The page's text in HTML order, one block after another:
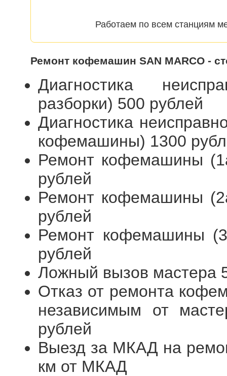
Работаем по всем станциям
Ремонт кофемашин SAN MARCO -
Диагностика
разборки) 500 рублей
Диагностика
кофемашины) 1300
Ремонт кофемашины
рублей
Ремонт кофемашины
рублей
Ремонт кофемашины
рублей
Ложный вызов мастера
Отказ от ремонта
независимым от
рублей
Выезд за МКАД на
км от МКАД